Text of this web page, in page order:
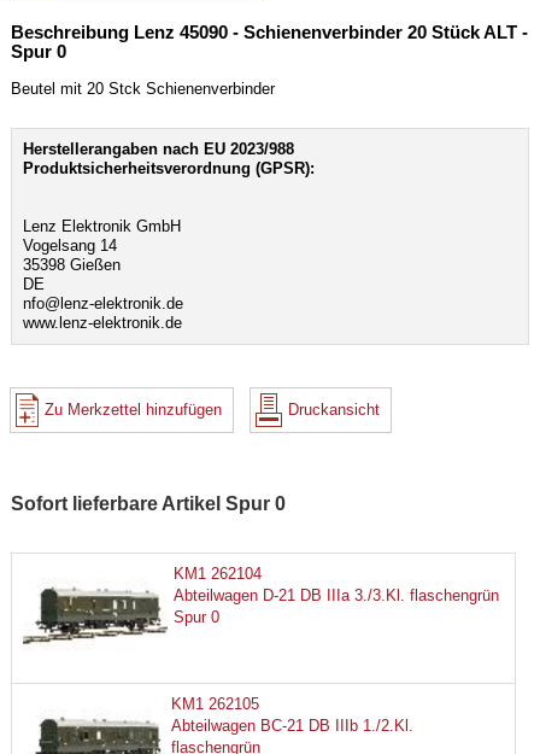
Beschreibung Lenz 45090 - Schienenverbinder 20 Stück ALT -
Spur 0
Beutel mit 20 Stck Schienenverbinder
Herstellerangaben nach EU 2023/988
Produktsicherheitsverordnung (GPSR):
Lenz Elektronik GmbH
Vogelsang 14
35398 Gießen
DE
nfo@lenz-elektronik.de
www.lenz-elektronik.de
Zu Merkzettel hinzufügen Druckansicht
Sofort lieferbare Artikel Spur 0
KM1 262104
Abteilwagen D-21 DB IIIa 3./3.Kl. flaschengrün
Spur 0
KM1 262105
Abteilwagen BC-21 DB IIIb 1./2.Kl.
flaschengrün